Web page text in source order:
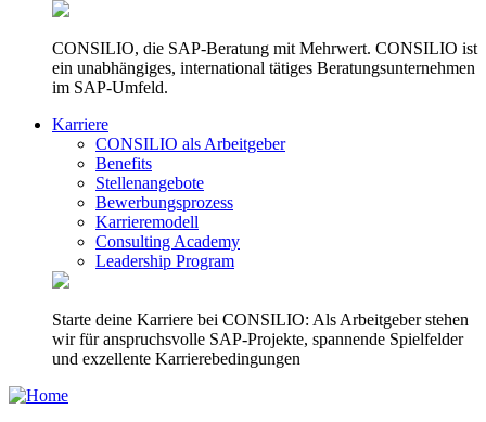
CONSILIO, die SAP-Beratung mit Mehrwert. CONSILIO ist
ein unabhängiges, international tätiges Beratungsunternehmen
im SAP-Umfeld.
Karriere
CONSILIO als Arbeitgeber
Benefits
Stellenangebote
Bewerbungsprozess
Karrieremodell
Consulting Academy
Leadership Program
Starte deine Karriere bei CONSILIO: Als Arbeitgeber stehen
wir für anspruchsvolle SAP-Projekte, spannende Spielfelder
und exzellente Karrierebedingungen